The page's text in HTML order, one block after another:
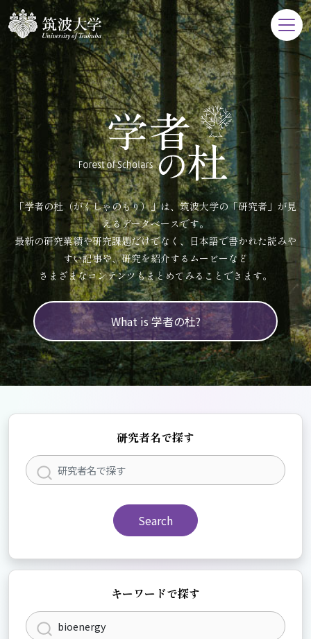
「学者の杜（がくしゃのもり）」は、筑波大学の「研究者」が見
えるデータベースです。
最新の研究業績や研究課題だけでなく、日本語で書かれた読みや
すい記事や、研究を紹介するムービーなど
さまざまなコンテンツもまとめてみることできます。
What is 学者の杜?
研究者名で探す
Search
キーワードで探す